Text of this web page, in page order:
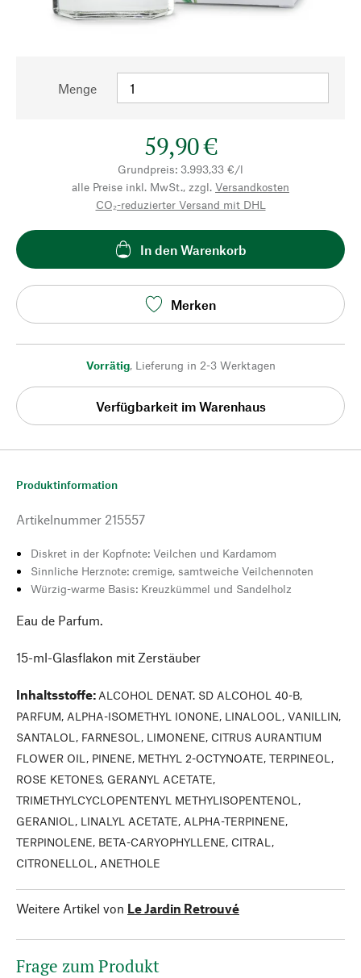
Menge
59,90 €
Grundpreis: 3.993,33 €/l
alle Preise inkl. MwSt., zzgl. Versandkosten
CO₂-reduzierter Versand mit DHL
In den Warenkorb
Merken
Vorrätig, Lieferung in 2-3 Werktagen
Verfügbarkeit im Warenhaus
Produktinformation
Artikelnummer 215557
Diskret in der Kopfnote: Veilchen und Kardamom
Sinnliche Herznote: cremige, samtweiche Veilchennoten
Würzig-warme Basis: Kreuzkümmel und Sandelholz
Eau de Parfum.
15-ml-Glasflakon mit Zerstäuber
Inhaltsstoffe: ALCOHOL DENAT. SD ALCOHOL 40-B,
PARFUM, ALPHA-ISOMETHYL IONONE, LINALOOL, VANILLIN,
SANTALOL, FARNESOL, LIMONENE, CITRUS AURANTIUM
FLOWER OIL, PINENE, METHYL 2-OCTYNOATE, TERPINEOL,
ROSE KETONES, GERANYL ACETATE,
TRIMETHYLCYCLOPENTENYL METHYLISOPENTENOL,
GERANIOL, LINALYL ACETATE, ALPHA-TERPINENE,
TERPINOLENE, BETA-CARYOPHYLLENE, CITRAL,
CITRONELLOL, ANETHOLE
Weitere Artikel von Le Jardin Retrouvé
Frage zum Produkt